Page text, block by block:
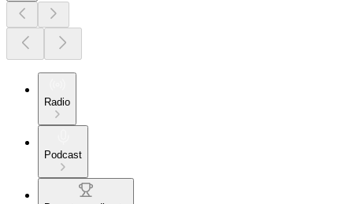
Radio
Podcast